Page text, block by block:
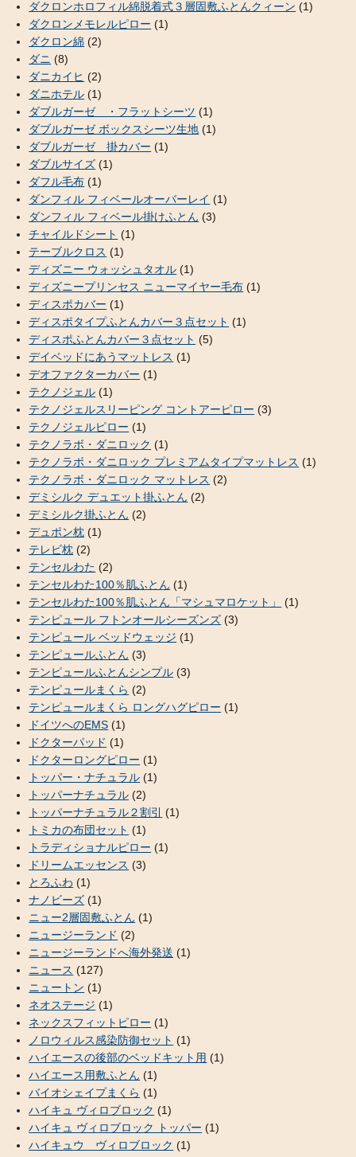
ダクロンホロフィル綿脱着式３層固敷ふとんクィーン (1)
ダクロンメモレルピロー (1)
ダクロン綿 (2)
ダニ (8)
ダニカイヒ (2)
ダニホテル (1)
ダブルガーゼ ・フラットシーツ (1)
ダブルガーゼ ボックスシーツ生地 (1)
ダブルガーゼ 掛カバー (1)
ダブルサイズ (1)
ダフル毛布 (1)
ダンフィル フィベールオーバーレイ (1)
ダンフィル フィベール掛けふとん (3)
チャイルドシート (1)
テーブルクロス (1)
ディズニー ウォッシュタオル (1)
ディズニープリンセス ニューマイヤー毛布 (1)
ディスポカバー (1)
ディスポタイプふとんカバー３点セット (1)
ディスポふとんカバー３点セット (5)
デイベッドにあうマットレス (1)
デオファクターカバー (1)
テクノジェル (1)
テクノジェルスリーピング コントアーピロー (3)
テクノジェルピロー (1)
テクノラボ・ダニロック (1)
テクノラボ・ダニロック プレミアムタイプマットレス (1)
テクノラボ・ダニロック マットレス (2)
デミシルク デュエット掛ふとん (2)
デミシルク掛ふとん (2)
デュポン枕 (1)
テレビ枕 (2)
テンセルわた (2)
テンセルわた100％肌ふとん (1)
テンセルわた100％肌ふとん「マシュマロケット」
(1)
テンピュール フトンオールシーズンズ (3)
テンピュール ベッドウェッジ (1)
テンピュールふとん (3)
テンピュールふとんシンプル (3)
テンピュールまくら (2)
テンピュールまくら ロングハグピロー (1)
ドイツへのEMS (1)
ドクターパッド (1)
ドクターロングピロー (1)
トッパー・ナチュラル (1)
トッパーナチュラル (2)
トッパーナチュラル２割引
(1)
トミカの布団セット (1)
トラディショナルピロー (1)
ドリームエッセンス (3)
とろふわ (1)
ナノビーズ (1)
ニュー2層固敷ふとん (1)
ニュージーランド (2)
ニュージーランドへ海外発送 (1)
ニュース (127)
ニュートン (1)
ネオステージ (1)
ネックスフィットピロー (1)
ノロウィルス感染防御セット (1)
ハイエースの後部のベッドキット用 (1)
ハイエース用敷ふとん (1)
バイオシェイプまくら (1)
ハイキュ ヴィロブロック (1)
ハイキュ ヴィロブロック トッパー (1)
ハイキュウ ヴィロブロック (1)